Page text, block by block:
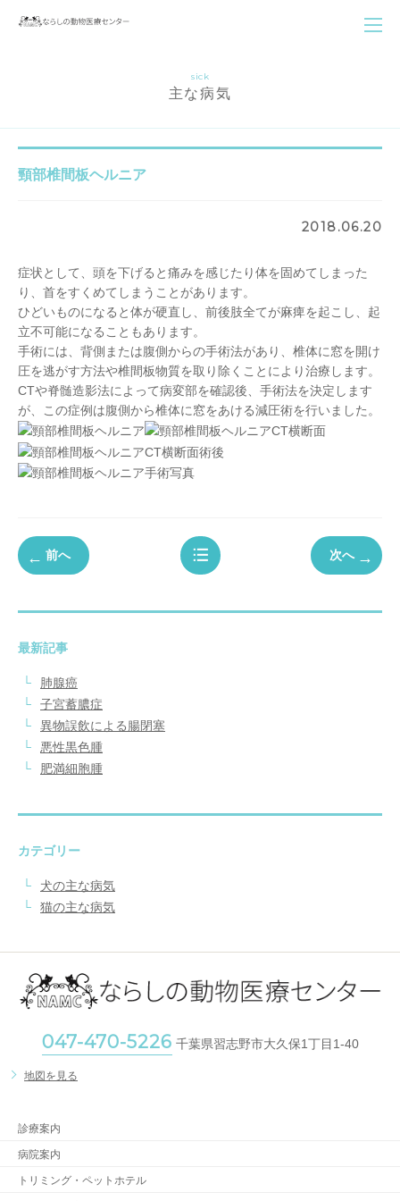
sick
主な病気
頸部椎間板ヘルニア
2018.06.20
症状として、頭を下げると痛みを感じたり体を固めてしまった
り、首をすくめてしまうことがあります。
ひどいものになると体が硬直し、前後肢全てが麻痺を起こし、起
立不可能になることもあります。
手術には、背側または腹側からの手術法があり、椎体に窓を開け
圧を逃がす方法や椎間板物質を取り除くことにより治療します。
CTや脊髄造影法によって病変部を確認後、手術法を決定します
が、この症例は腹側から椎体に窓をあける減圧術を行いました。
前へ 次へ
最新記事
肺腺癌
子宮蓄膿症
異物誤飲による腸閉塞
悪性黒色腫
肥満細胞腫
カテゴリー
犬の主な病気
猫の主な病気
047-470-5226 千葉県習志野市大久保1丁目1-40
地図を見る
診療案内
病院案内
トリミング・ペットホテル